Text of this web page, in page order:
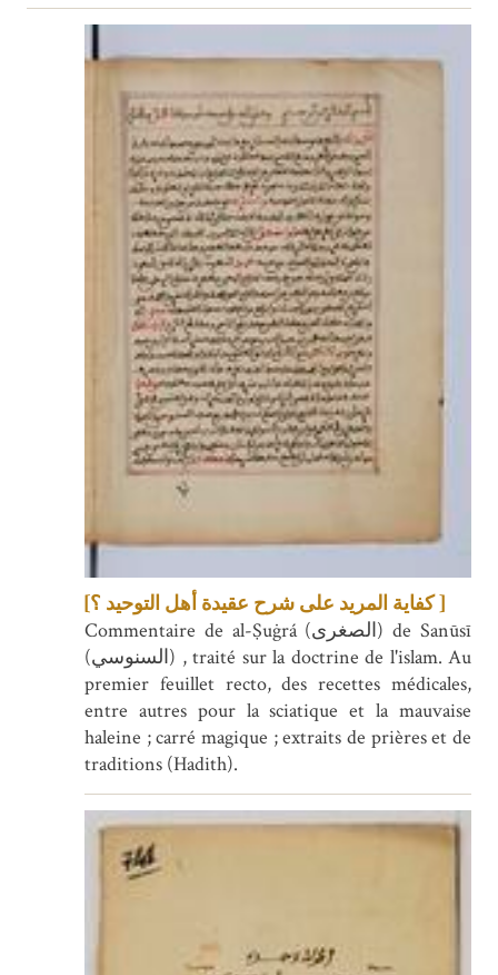
[كفاية المريد على شرح عقيدة أهل التوحيد ؟ ]
Commentaire de al-Ṣuġrá (الصغرى) de Sanūsī
(السنوسي) , traité sur la doctrine de l'islam. Au
premier feuillet recto, des recettes médicales,
entre autres pour la sciatique et la mauvaise
haleine ; carré magique ; extraits de prières et de
traditions (Hadith).